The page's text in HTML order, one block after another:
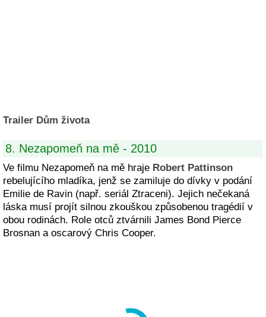
Trailer Dům života
8. Nezapomeň na mě - 2010
Ve filmu Nezapomeň na mě hraje Robert Pattinson
rebelujícího mladíka, jenž se zamiluje do dívky v podání
Emilie de Ravin (např. seriál Ztraceni). Jejich nečekaná
láska musí projít silnou zkouškou způsobenou tragédií v
obou rodinách. Role otců ztvárnili James Bond Pierce
Brosnan a oscarový Chris Cooper.